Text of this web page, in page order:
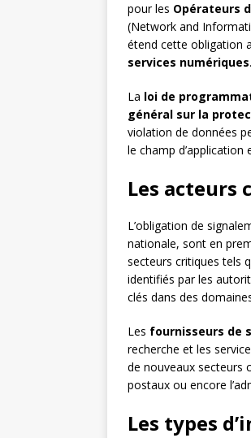
pour les Opérateurs
(Network and
étend cette obligation
services numériques.
La loi de
général sur la
violation de données
le champ
Les acteurs
L’obligation de
nationale, sont en
secteurs critiques tels
identifiés par les
clés dans des
Les fournisseurs de
recherche et les
de nouveaux secteurs
postaux ou encore
Les types